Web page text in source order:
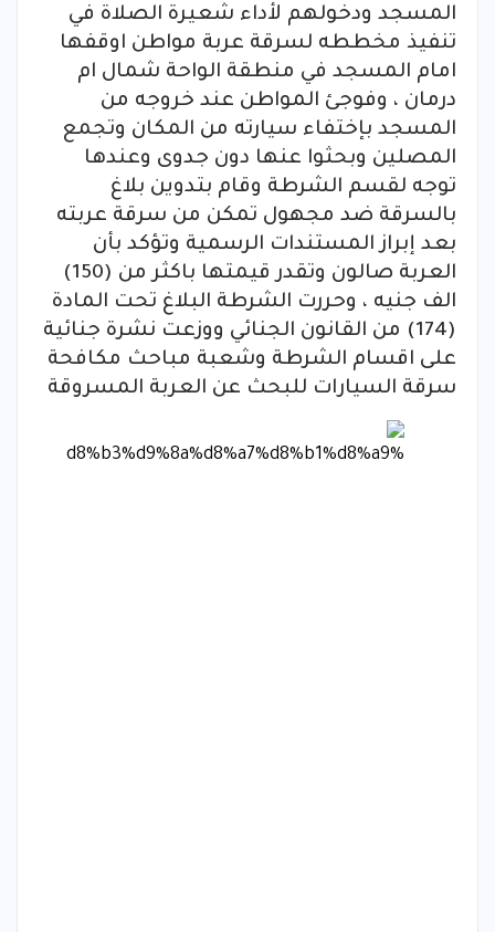
المسجد ودخولهم لأداء شعيرة الصلاة في
تنفيذ مخططه لسرقة عربة مواطن اوقفها
امام المسجد في منطقة الواحة شمال ام
درمان ، وفوجئ المواطن عند خروجه من
المسجد بإختفاء سيارته من المكان وتجمع
المصلين وبحثوا عنها دون جدوى وعندها
توجه لقسم الشرطة وقام بتدوين بلاغ
بالسرقة ضد مجهول تمكن من سرقة عربته
بعد إبراز المستندات الرسمية وتؤكد بأن
العربة صالون وتقدر قيمتها باكثر من (150)
الف جنيه ، وحررت الشرطة البلاغ تحت المادة
(174) من القانون الجنائي ووزعت نشرة جنائية
على اقسام الشرطة وشعبة مباحث مكافحة
سرقة السيارات للبحث عن العربة المسروقة